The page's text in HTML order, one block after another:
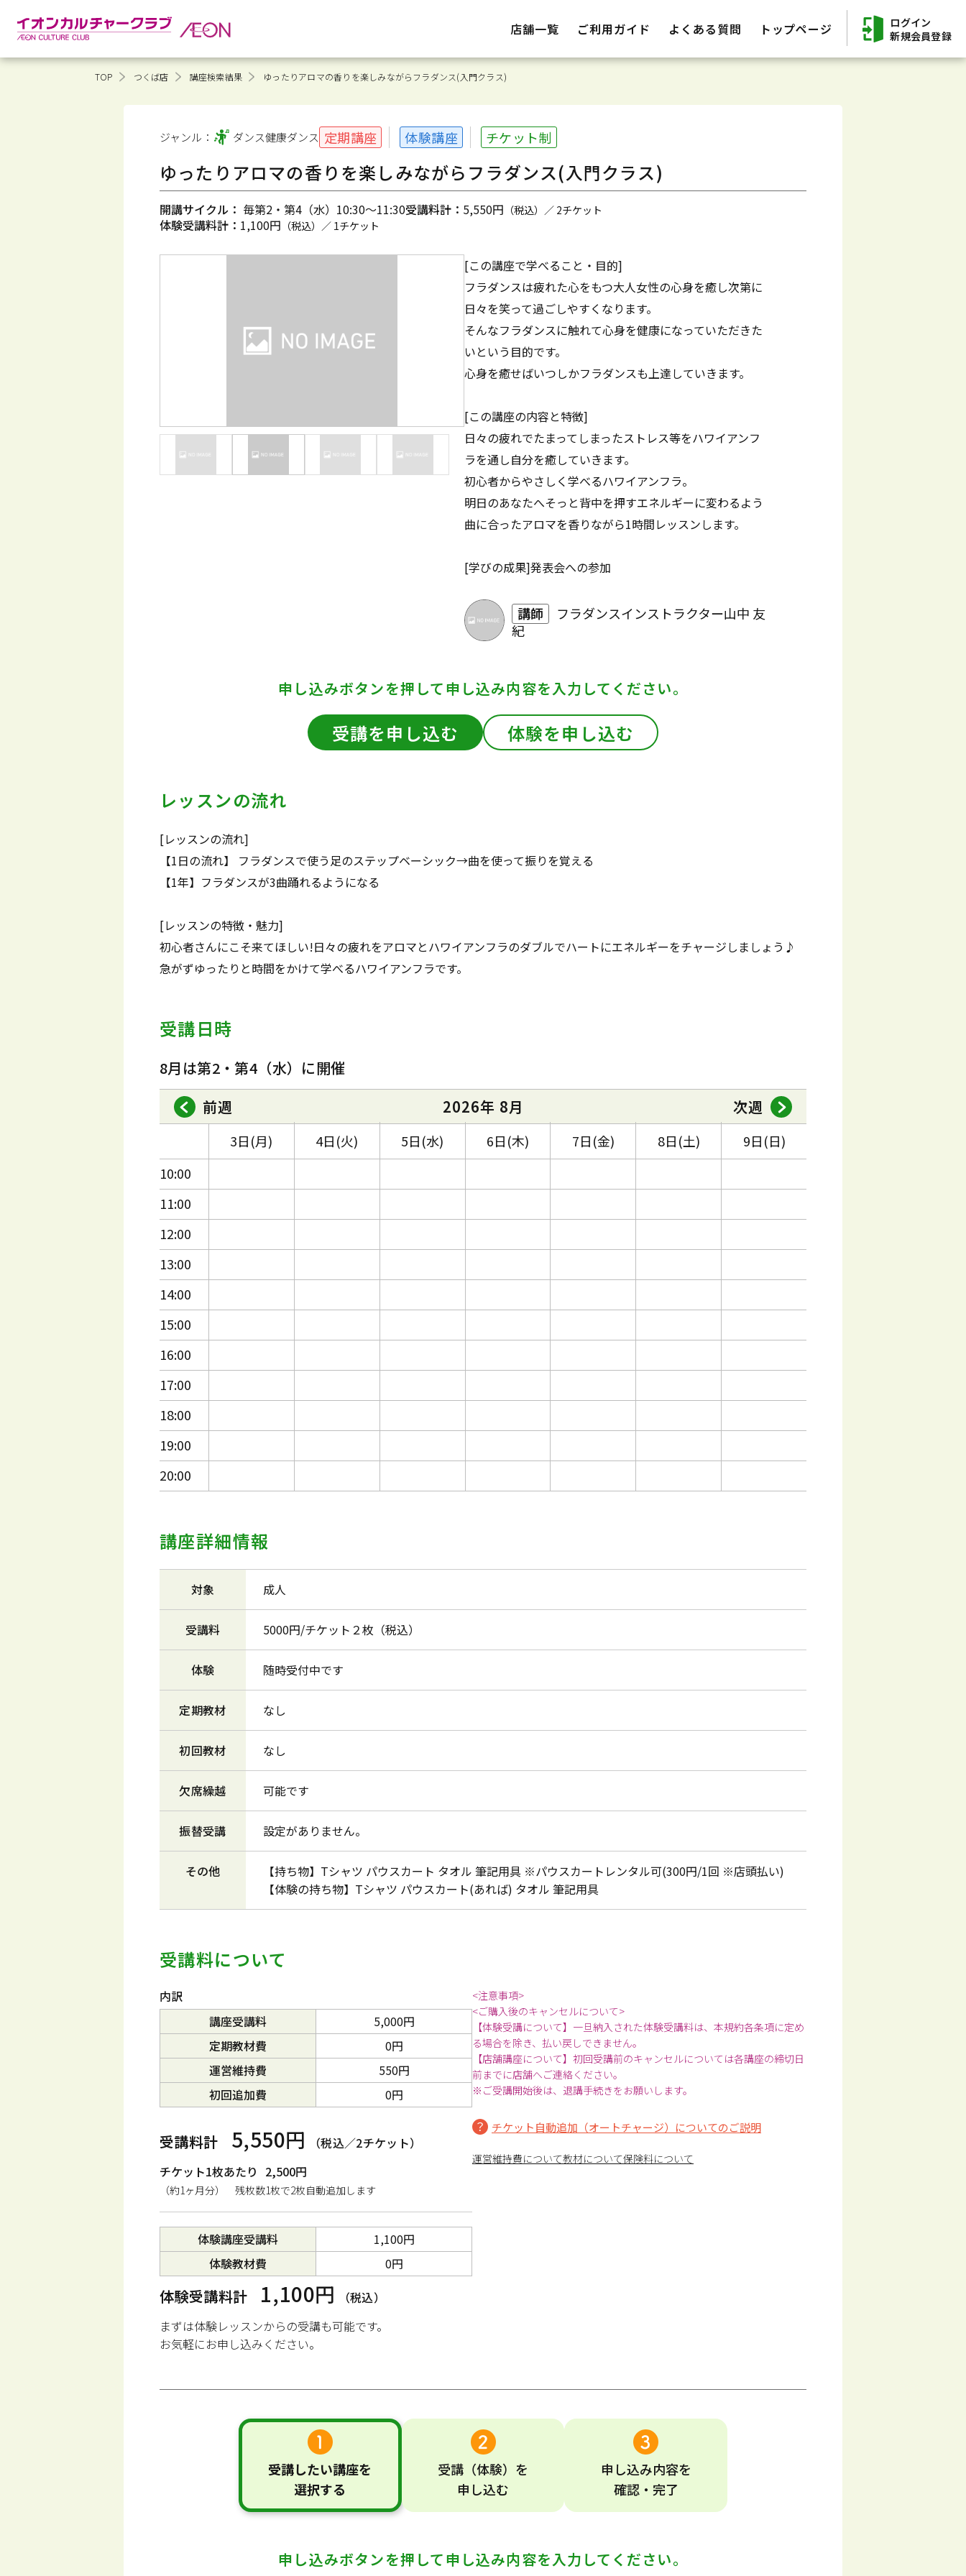
店舗一覧 ご利用ガイド よくある質問 トップページ
ログイン
新規会員登録
TOP つくば店 講座検索結果 ゆったりアロマの香りを楽しみながらフラダンス(入門クラス)
ジャンル： ダンス健康ダンス 定期講座 体験講座 チケット制
ゆったりアロマの香りを楽しみながらフラダンス(入門クラス)
開講サイクル： 毎第2・第4（水）10:30～11:30受講料計： 5,550円 （税込）／ 2チケット
体験受講料計： 1,100円 （税込）／ 1チケット
[この講座で学べること・目的]
フラダンスは疲れた心をもつ大人女性の心身を癒し次第に
日々を笑って過ごしやすくなります。
そんなフラダンスに触れて心身を健康になっていただきた
いという目的です。
心身を癒せばいつしかフラダンスも上達していきます。
[この講座の内容と特徴]
日々の疲れでたまってしまったストレス等をハワイアンフ
ラを通し自分を癒していきます。
初心者からやさしく学べるハワイアンフラ。
明日のあなたへそっと背中を押すエネルギーに変わるよう
曲に合ったアロマを香りながら1時間レッスンします。
[学びの成果]発表会への参加
講師
フラダンスインストラクター山中 友
紀
申し込みボタンを押して申し込み内容を入力してください。
受講を申し込む 体験を申し込む
レッスンの流れ
[レッスンの流れ]
【1日の流れ】 フラダンスで使う足のステップベーシック→曲を使って振りを覚える
【1年】フラダンスが3曲踊れるようになる
[レッスンの特徴・魅力]
初心者さんにこそ来てほしい!日々の疲れをアロマとハワイアンフラのダブルでハートにエネルギーをチャージしましょう♪
急がずゆったりと時間をかけて学べるハワイアンフラです。
受講日時
8月は第2・第4（水）に開催
前週
2026年 8月 次週
10:00
11:00
12:00
13:00
14:00
15:00
16:00
17:00
18:00
19:00
20:00
3日(月) 4日(火) 5日(水) 6日(木) 7日(金) 8日(土) 9日(日)
講座詳細情報
対象 成人
受講料 5000円/チケット２枚（税込）
体験 随時受付中です
定期教材 なし
初回教材 なし
欠席繰越 可能です
振替受講 設定がありません。
その他
【持ち物】Tシャツ パウスカート タオル 筆記用具 ※パウスカートレンタル可(300円/1回 ※店頭払い)
【体験の持ち物】Tシャツ パウスカート(あれば) タオル 筆記用具
受講料について
内訳
講座受講料
5,000円
定期教材費
0円
運営維持費
550円
初回追加費
0円
受講料計 5,550円
（税込／2チケット）
チケット1枚あたり 2,500円
（約1ヶ月分） 残枚数1枚で2枚自動追加します
体験講座受講料
1,100円
体験教材費
0円
体験受講料計 1,100円
（税込）
まずは体験レッスンからの受講も可能です。
お気軽にお申し込みください。
<注意事項>
<ご購入後のキャンセルについて>
【体験受講について】一旦納入された体験受講料は、本規約各条項に定め
る場合を除き、払い戻しできません。
【店舗講座について】初回受講前のキャンセルについては各講座の締切日
前までに店舗へご連絡ください。
※ご受講開始後は、退講手続きをお願いします。
チケット自動追加（オートチャージ）についてのご説明
運営維持費について教材について保険料について
受講したい講座を
選択する
受講 （体験） を
申し込む
申し込み内容を
確認・完了
申し込みボタンを押して申し込み内容を入力してください。